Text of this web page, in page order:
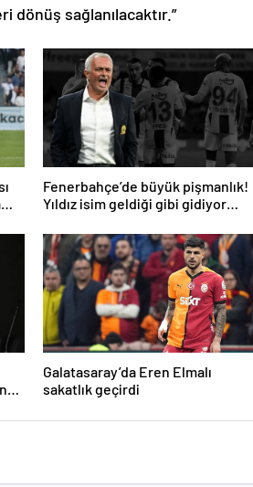
sağlanılacaktır.”
Fenerbahçe’de büyük pişmanlık!
Yıldız isim geldiği gibi gidiyor…
Galatasaray’da Eren Elmalı
sakatlık geçirdi